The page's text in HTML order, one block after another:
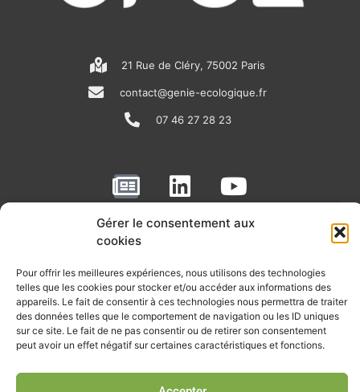
Gérer le consentement aux
cookies
Pour offrir les meilleures expériences, nous utilisons des technologies
telles que les cookies pour stocker et/ou accéder aux informations des
appareils. Le fait de consentir à ces technologies nous permettra de traiter
des données telles que le comportement de navigation ou les ID uniques
sur ce site. Le fait de ne pas consentir ou de retirer son consentement
peut avoir un effet négatif sur certaines caractéristiques et fonctions.
21 Rue de Cléry, 75002 Paris
contact@genie-ecologique.fr
07 46 27 28 23
N
e
w
s
p
a
p
e
r
L
i
n
e
d
i
n
Y
o
u
u
b
e
RECEVOIR L'ACTU DE LA FILIÈRE
Retrouvez tous les mois les articles terrain de nos adhérents, les
rendez-vous importants de la filière, nos offres de stages et
d’emplois…
Je m'abonne à la lettre d'info